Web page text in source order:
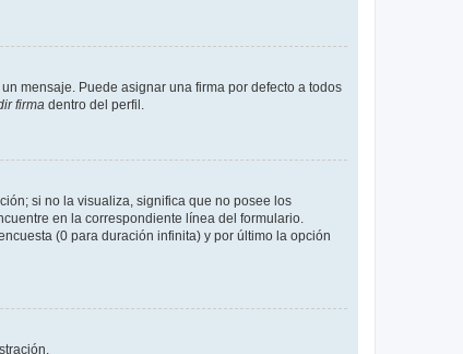
mensaje. Puede asignar una firma por defecto a todos
firma dentro del perfil.
si no la visualiza, significa que no posee los
en la correspondiente línea del formulario.
(0 para duración infinita) y por último la opción